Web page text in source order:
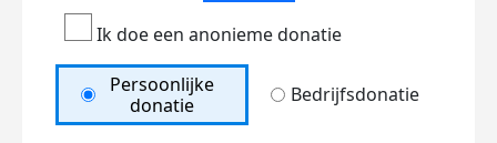
Ik doe een anonieme donatie
Persoonlijke
donatie
Bedrijfsdonatie